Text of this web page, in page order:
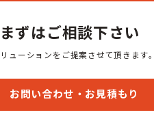
まずはご相談下さい
ューションをご提案させて頂きます。
お問い合わせ・お見積もり